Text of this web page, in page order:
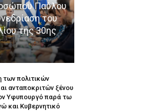
Παύλου
του
της 30ης
πολιτικών
ανταποκριτών ξένου
Υφυπουργό παρά τω
και Κυβερνητικό